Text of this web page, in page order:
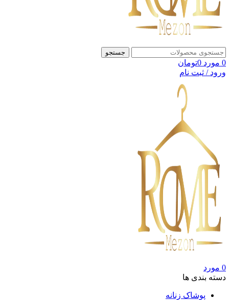
جستجو
0 مورد 0تومان
ورود / ثبت نام
0 مورد
دسته بندی ها
پوشاک زنانه